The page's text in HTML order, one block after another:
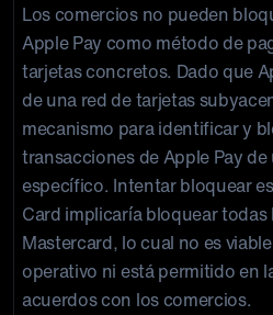
Los comercios no pueden
Apple Pay como método de
tarjetas concretos. Dado que
de una red de tarjetas
mecanismo para identificar y
transacciones de Apple Pay
específico. Intentar bloquear
Card implicaría bloquear
Mastercard, lo cual no es
operativo ni está permitido en
acuerdos con los comercios.